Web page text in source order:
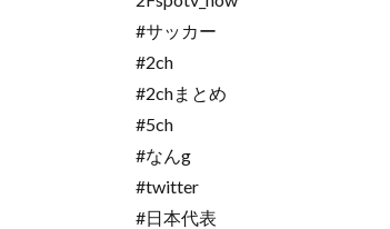
#サッカー
#2ch
#2chまとめ
#5ch
#なんg
#twitter
#日本代表